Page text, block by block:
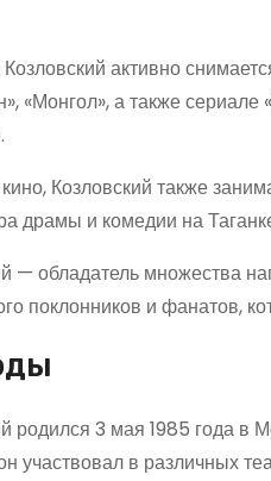
активно
«Монгол», а также
Козловский также
драмы и комедии на
— обладатель множества
поклонников и фанатов,
родился 3 мая 1985 года в
участвовал в различных